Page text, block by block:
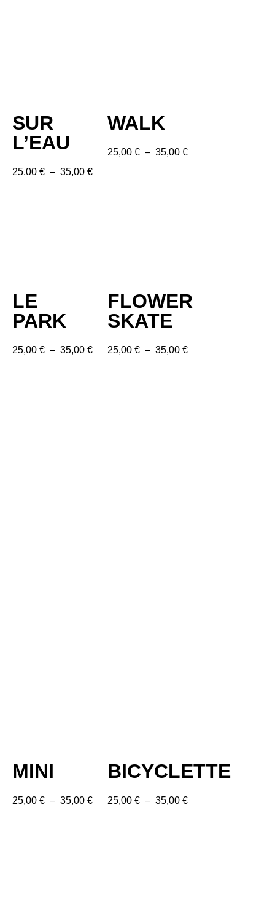
SUR
L’EAU
25,00 € – 35,00 €
WALK
25,00 € – 35,00 €
LE
PARK
25,00 € – 35,00 €
FLOWER
SKATE
25,00 € – 35,00 €
MINI
25,00 € – 35,00 €
BICYCLETTE
25,00 € – 35,00 €